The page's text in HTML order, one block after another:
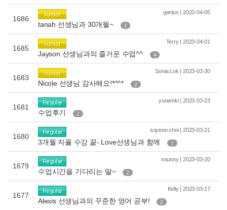
1686
genius | 2023-04-05
tanah 선생님과 30개월~ 1
1685
Terry | 2023-04-01
Jayson 선생님과의 즐거운 수업^^ 4
1683
Sonia Lok | 2023-03-30
Nicole 선생님 감사해요!*^^* 2
1681
yunamki | 2023-03-23
수업후기 2
1680
soyeon choi | 2023-03-21
3개월 자율 수강 끝- Love선생님과 함께 1
1679
ssunny | 2023-03-20
수업시간을 기다리는 딸~ 2
1677
Kelly | 2023-03-17
Alexis 선생님과의 꾸준한 영어 공부! 2